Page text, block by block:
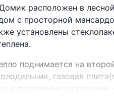
расположен в
с просторной
установлены
поднимается на
газовая
с сосновыми ступенями